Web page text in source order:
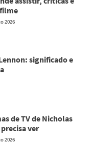
2026
significado e
de TV de Nicholas
ver
2026